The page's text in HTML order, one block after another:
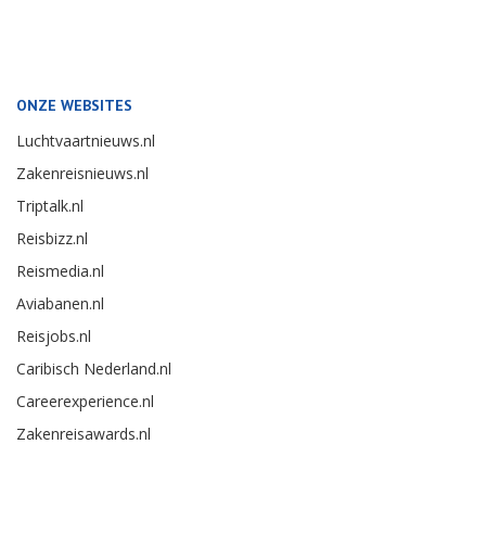
ONZE WEBSITES
Luchtvaartnieuws.nl
Zakenreisnieuws.nl
Triptalk.nl
Reisbizz.nl
Reismedia.nl
Aviabanen.nl
Reisjobs.nl
Caribisch Nederland.nl
Careerexperience.nl
Zakenreisawards.nl